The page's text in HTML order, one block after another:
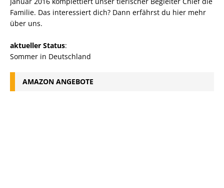
Familie. Das interessiert dich? Dann erfährst du hier mehr
über uns.
aktueller Status:
Sommer in Deutschland
AMAZON ANGEBOTE